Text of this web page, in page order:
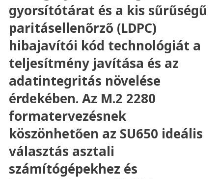
gyorsítótárat és a kis sűrűségű
paritásellenőrző (LDPC)
hibajavítói kód technológiát a
teljesítmény javítása és az
adatintegritás növelése
érdekében. Az M.2 2280
formatervezésnek
köszönhetően az SU650 ideális
választás asztali
számítógépekhez és